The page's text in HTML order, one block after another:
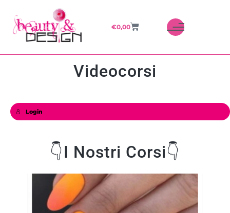
€0,00
Videocorsi
Login
👇I Nostri Corsi👇